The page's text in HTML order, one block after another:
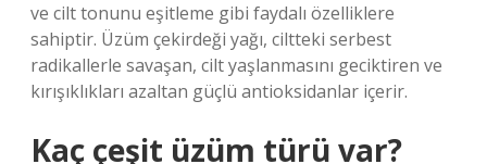
ve cilt tonunu eşitleme gibi faydalı özelliklere
sahiptir. Üzüm çekirdeği yağı, ciltteki serbest
radikallerle savaşan, cilt yaşlanmasını geciktiren ve
kırışıklıkları azaltan güçlü antioksidanlar içerir.
Kaç çeşit üzüm türü var?